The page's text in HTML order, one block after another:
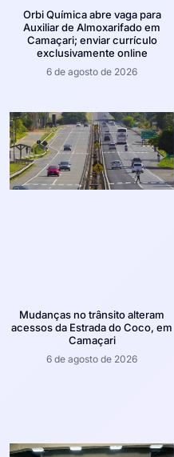
Orbi Química abre vaga para
Auxiliar de Almoxarifado em
Camaçari; enviar currículo
exclusivamente online
6 de agosto de 2026
Mudanças no trânsito alteram
acessos da Estrada do Coco, em
Camaçari
6 de agosto de 2026